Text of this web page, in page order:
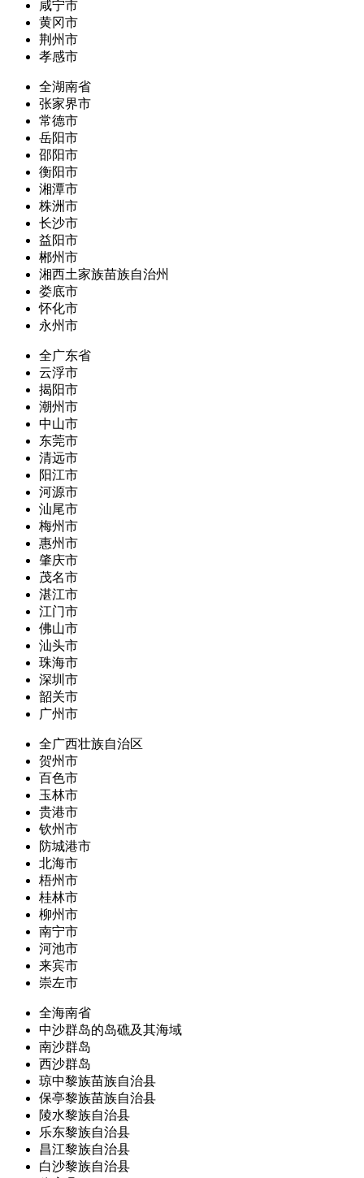
咸宁市
黄冈市
荆州市
孝感市
全湖南省
张家界市
常德市
岳阳市
邵阳市
衡阳市
湘潭市
株洲市
长沙市
益阳市
郴州市
湘西土家族苗族自治州
娄底市
怀化市
永州市
全广东省
云浮市
揭阳市
潮州市
中山市
东莞市
清远市
阳江市
河源市
汕尾市
梅州市
惠州市
肇庆市
茂名市
湛江市
江门市
佛山市
汕头市
珠海市
深圳市
韶关市
广州市
全广西壮族自治区
贺州市
百色市
玉林市
贵港市
钦州市
防城港市
北海市
梧州市
桂林市
柳州市
南宁市
河池市
来宾市
崇左市
全海南省
中沙群岛的岛礁及其海域
南沙群岛
西沙群岛
琼中黎族苗族自治县
保亭黎族苗族自治县
陵水黎族自治县
乐东黎族自治县
昌江黎族自治县
白沙黎族自治县